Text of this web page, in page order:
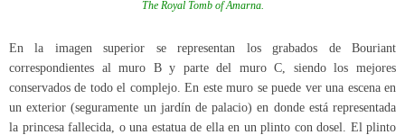
The Royal Tomb of Amarna.
En la imagen superior se representan los grabados de Bouriant
correspondientes al muro B y parte del muro C, siendo los mejores
conservados de todo el complejo. En este muro se puede ver una escena en
un exterior (seguramente un jardín de palacio) en donde está representada
la princesa fallecida, o una estatua de ella en un plinto con dosel. El plinto